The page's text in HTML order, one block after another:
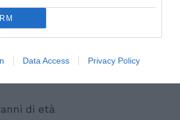
Data Access Privacy Policy
e stranieri, residenti,
Carta Acquisti ai sensi
147. (14A02759) (GU n.82 del 8-
di età